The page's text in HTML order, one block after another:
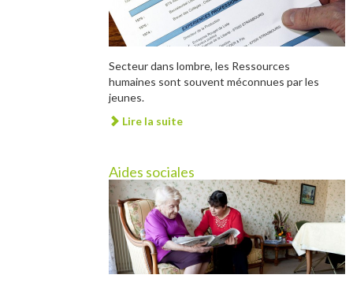
Secteur dans lombre, les Ressources
humaines sont souvent méconnues par les
jeunes.
Lire la suite
Aides sociales